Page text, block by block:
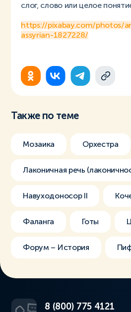
слог, слово или целое
https://pixabay.com/photos/
assyrian-1827228/
Также по теме
Мозаика Орхестра
Лаконичная речь
Навуходоносор II
Фаланга Готы
Форум – История
8 (800) 775 4121